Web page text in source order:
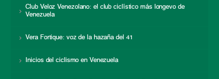
Club Veloz Venezolano: el club ciclístico más longevo de
Venezuela
Vera Fortique: voz de la hazaña del 41
Inicios del ciclismo en Venezuela